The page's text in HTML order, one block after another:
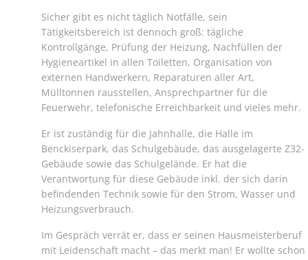
Sicher gibt es nicht täglich Notfälle, sein
Tätigkeitsbereich ist dennoch groß: tägliche
Kontrollgänge, Prüfung der Heizung, Nachfüllen der
Hygieneartikel in allen Toiletten, Organisation von
externen Handwerkern, Reparaturen aller Art,
Mülltonnen rausstellen, Ansprechpartner für die
Feuerwehr, telefonische Erreichbarkeit und vieles mehr.
Er ist zuständig für die Jahnhalle, die Halle im
Benckiserpark, das Schulgebäude, das ausgelagerte Z32-
Gebäude sowie das Schulgelände. Er hat die
Verantwortung für diese Gebäude inkl. der sich darin
befindenden Technik sowie für den Strom, Wasser und
Heizungsverbrauch.
Im Gespräch verrät er, dass er seinen Hausmeisterberuf
mit Leidenschaft macht – das merkt man! Er wollte schon